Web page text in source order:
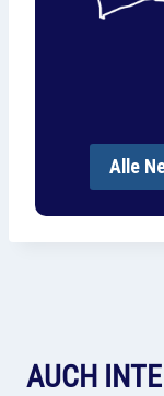
Alle
AUCH